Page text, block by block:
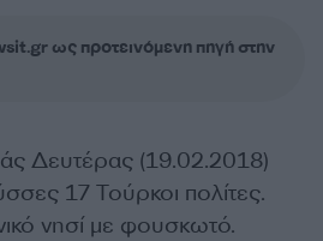
ως προτεινόμενη πηγή στην
Δευτέρας (19.02.2018)
17 Τούρκοι πολίτες.
νησί με φουσκωτό.